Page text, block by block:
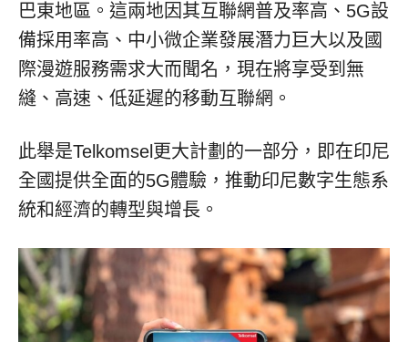
巴東地區。這兩地因其互聯網普及率高、5G設
備採用率高、中小微企業發展潛力巨大以及國
際漫遊服務需求大而聞名，現在將享受到無
縫、高速、低延遲的移動互聯網。
此舉是Telkomsel更大計劃的一部分，即在印尼
全國提供全面的5G體驗，推動印尼數字生態系
統和經濟的轉型與增長。